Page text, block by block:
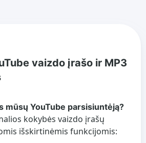
vaizdo įrašo ir MP3
mūsų YouTube parsisiuntėją?
kokybės vaizdo įrašų
išskirtinėmis funkcijomis: